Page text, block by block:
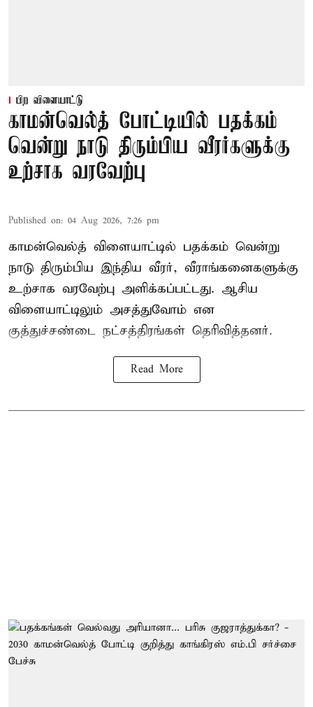
பிற விளையாட்டு
காமன்வெல்த் போட்டியில் பதக்கம்
வென்று நாடு திரும்பிய வீரர்களுக்கு
உற்சாக வரவேற்பு
Published on: 04 Aug 2026, 7:26 pm
காமன்வெல்த் விளையாட்டில் பதக்கம் வென்று
நாடு திரும்பிய இந்திய வீரர், வீராங்கனைகளுக்கு
உற்சாக வரவேற்பு அளிக்கப்பட்டது. ஆசிய
விளையாட்டிலும் அசத்துவோம் என
குத்துச்சண்டை நட்சத்திரங்கள் தெரிவித்தனர்.
Read More